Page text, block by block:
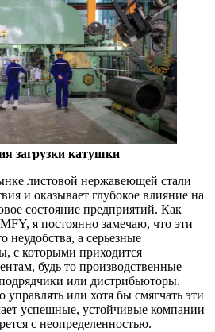
загрузки катушки
листовой нержавеющей стали
и оказывает глубокое влияние на
состояние предприятий. Как
я постоянно замечаю, что эти
неудобства, а серьезные
с которыми приходится
будь то производственные
или дистрибьюторы.
или хотя бы смягчать эти
успешные, устойчивые компании
с неопределенностью.